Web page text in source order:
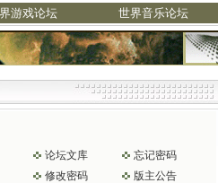
游戏论坛 世界音乐论坛
论坛文库
忘记密码
修改密码 版主公告